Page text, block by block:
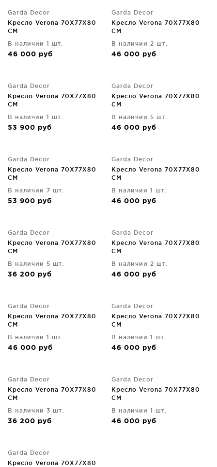
Garda Decor
Кресло Verona 70X77X80
CM
В наличии 1 шт.
46 000 руб
Garda Decor
Кресло Verona 70X77X80
CM
В наличии 2 шт.
46 000 руб
Garda Decor
Кресло Verona 70X77X80
CM
В наличии 1 шт.
53 900 руб
Garda Decor
Кресло Verona 70X77X80
CM
В наличии 5 шт.
46 000 руб
Garda Decor
Кресло Verona 70X77X80
CM
В наличии 7 шт.
53 900 руб
Garda Decor
Кресло Verona 70X77X80
CM
В наличии 1 шт.
46 000 руб
Garda Decor
Кресло Verona 70X77X80
CM
В наличии 5 шт.
36 200 руб
Garda Decor
Кресло Verona 70X77X80
CM
В наличии 2 шт.
46 000 руб
Garda Decor
Кресло Verona 70X77X80
CM
В наличии 1 шт.
46 000 руб
Garda Decor
Кресло Verona 70X77X80
CM
В наличии 1 шт.
46 000 руб
Garda Decor
Кресло Verona 70X77X80
CM
В наличии 3 шт.
36 200 руб
Garda Decor
Кресло Verona 70X77X80
CM
В наличии 1 шт.
46 000 руб
Garda Decor
Кресло Verona 70X77X80